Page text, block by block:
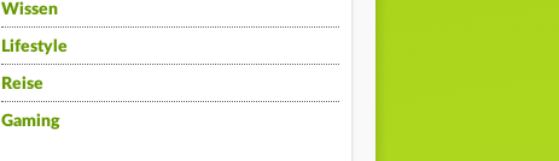
Wissen
Lifestyle
Reise
Gaming